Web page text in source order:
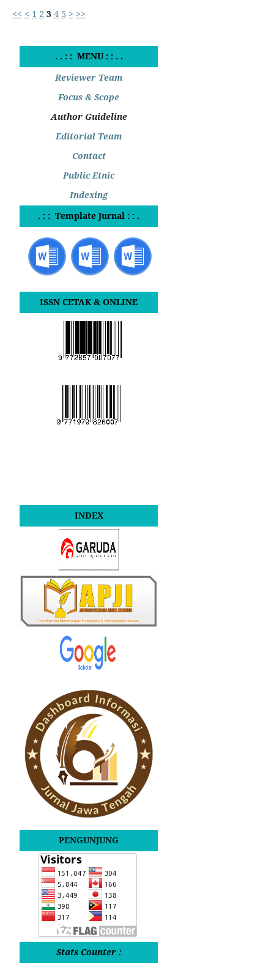
<< < 1 2 3 4 5 > >>
. . : : MENU : : . .
Reviewer Team
Focus & Scope
Author Guideline
Editorial Team
Contact
Public Etnic
Indexing
. : : Template Jurnal : : .
ISSN CETAK & ONLINE
INDEX
PENGUNJUNG
Stats Counter :